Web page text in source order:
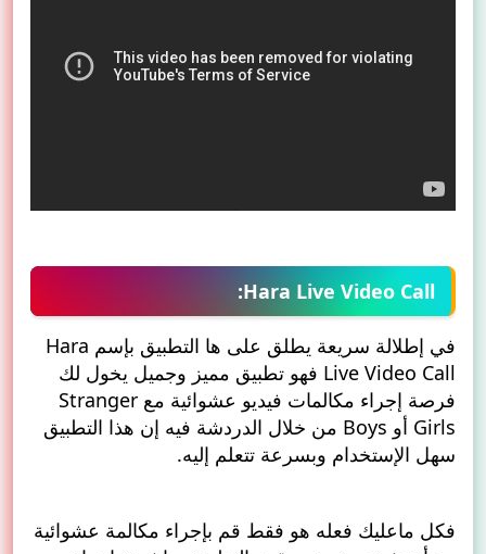
Hara Live Video Call:
في إطلالة سريعة يطلق على ها التطبيق بإسم Hara
Live Video Call فهو تطبيق مميز وجميل يخول لك
فرصة إجراء مكالمات فيديو عشوائية مع Stranger
Girls أو Boys من خلال الدردشة فيه إن هذا التطبيق
سهل الإستخدام وبسرعة تتعلم إليه.
فكل ماعليك فعله هو فقط قم بإجراء مكالمة عشوائية